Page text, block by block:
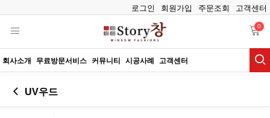
고객센터
주문조회
회원가입
로그인
0
회사소개 무료방문서비스 커뮤니티 시공사례 고객센터
UV우드